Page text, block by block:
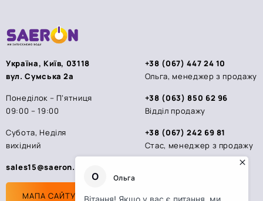
Україна, Київ, 03118
вул. Сумська 2а
Понеділок – П’ятниця
09:00 – 19:00
Субота, Неділя
вихідний
sales15@saeron.ua
МАПА САЙТУ
+38 (067) 447 24 10
Ольга, менеджер з продажу
+38 (063) 850 62 96
Відділ продажу
+38 (067) 242 69 81
Стас, менеджер з продажу